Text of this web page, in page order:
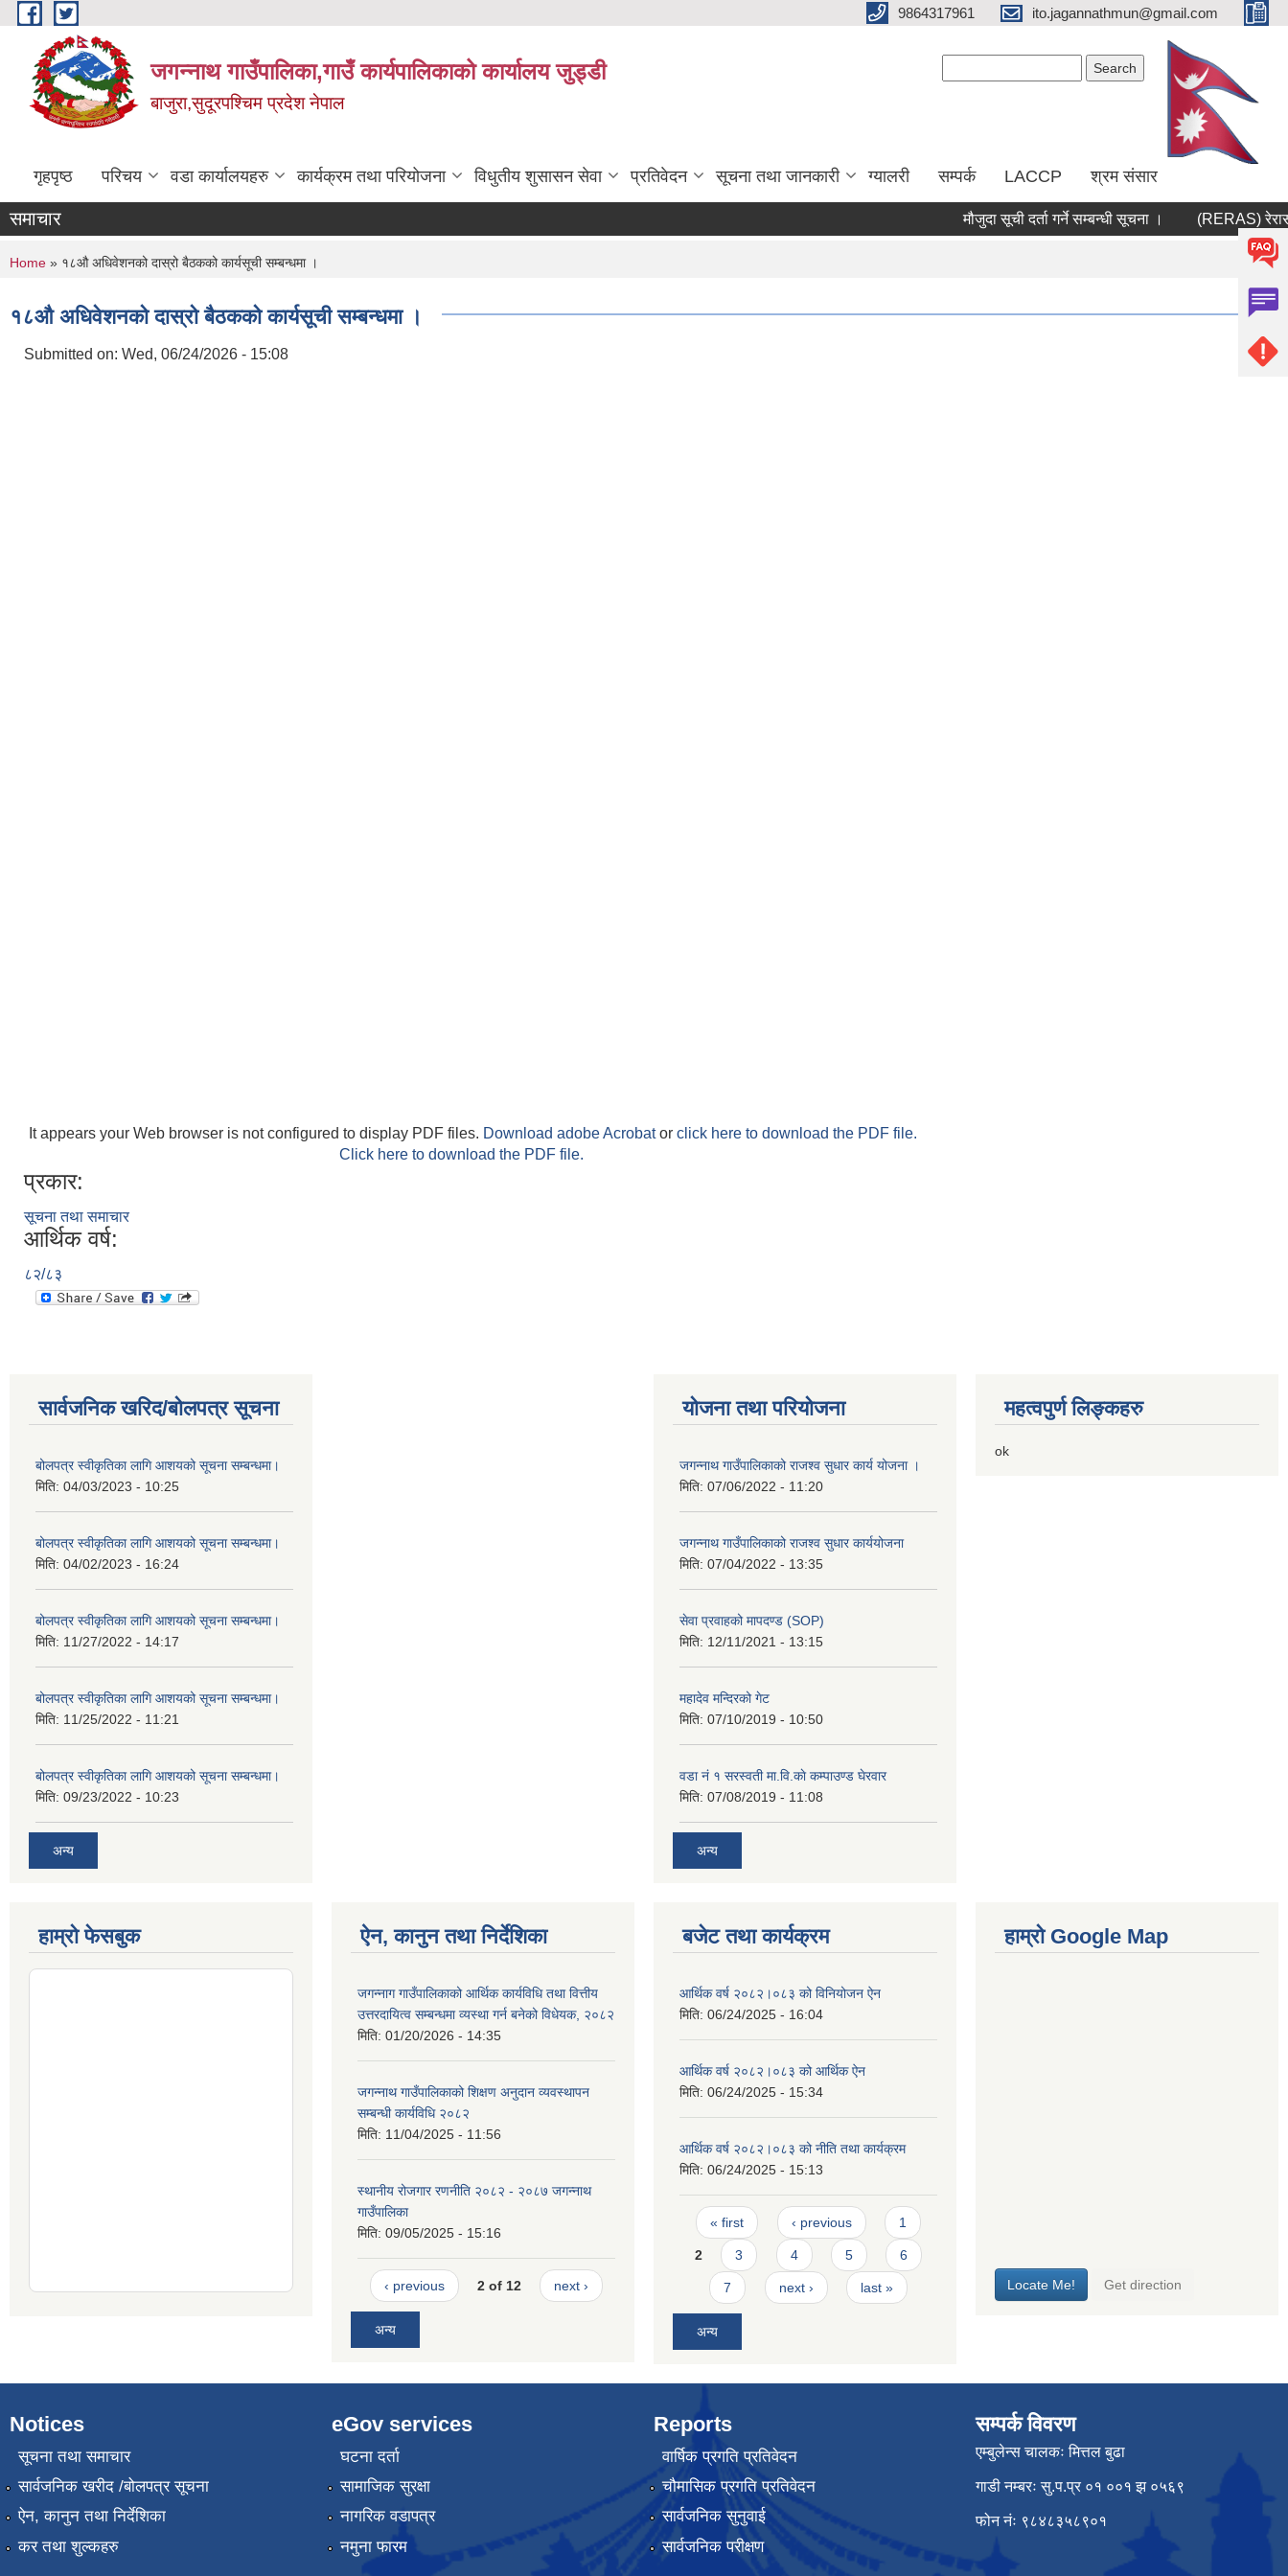
Skip to main content 9864317961 ito.jagannathmun@gmail.com
जगन्नाथ गाउँपालिका,गाउँ कार्यपालिकाको कार्यालय जुड्डी
बाजुरा,सुदूरपश्चिम प्रदेश नेपाल
गृहपृष्ठ परिचय वडा कार्यालयहरु कार्यक्रम तथा परियोजना विधुतीय शुसासन सेवा प्रतिवेदन सूचना तथा जानकारी ग्यालरी सम्पर्क LACCP श्रम संसार
समाचार मौजुदा सूची दर्ता गर्ने सम्बन्धी सूचना । (RERAS) रेरास
You are here
Home » १८औ अधिवेशनको दास्रो बैठकको कार्यसूची सम्बन्धमा ।
१८औ अधिवेशनको दास्रो बैठकको कार्यसूची सम्बन्धमा ।
Submitted on: Wed, 06/24/2026 - 15:08
It appears your Web browser is not configured to display PDF files. Download adobe Acrobator click here to download the PDF file.
Click here to download the PDF file.
प्रकार:
सूचना तथा समाचार
आर्थिक वर्ष:
८२/८३
सार्वजनिक खरिद/बोलपत्र सूचना
बोलपत्र स्वीकृतिका लागि आशयको सूचना सम्बन्धमा।
मिति: 04/03/2023 - 10:25
बोलपत्र स्वीकृतिका लागि आशयको सूचना सम्बन्धमा।
मिति: 04/02/2023 - 16:24
बोलपत्र स्वीकृतिका लागि आशयको सूचना सम्बन्धमा।
मिति: 11/27/2022 - 14:17
बोलपत्र स्वीकृतिका लागि आशयको सूचना सम्बन्धमा।
मिति: 11/25/2022 - 11:21
बोलपत्र स्वीकृतिका लागि आशयको सूचना सम्बन्धमा।
मिति: 09/23/2022 - 10:23
अन्य
योजना तथा परियोजना
जगन्नाथ गाउँपालिकाको राजश्व सुधार कार्य योजना ।
मिति: 07/06/2022 - 11:20
जगन्नाथ गाउँपालिकाको राजश्व सुधार कार्ययोजना
मिति: 07/04/2022 - 13:35
सेवा प्रवाहको मापदण्ड (SOP)
मिति: 12/11/2021 - 13:15
महादेव मन्दिरको गेट
मिति: 07/10/2019 - 10:50
वडा नं १ सरस्वती मा.वि.काे कम्पाउण्ड घेरवार
मिति: 07/08/2019 - 11:08
अन्य
महत्वपुर्ण लिङ्कहरु
ok
हाम्रो फेसबुक ऐन, कानुन तथा निर्देशिका
जगन्नाग गाउँपालिकाको आर्थिक कार्यविधि तथा वित्तीय
उत्तरदायित्व सम्बन्धमा व्यस्था गर्न बनेको विधेयक, २०८२
मिति: 01/20/2026 - 14:35
जगन्नाथ गाउँपालिकाको शिक्षण अनुदान व्यवस्थापन
सम्बन्धी कार्यविधि २०८२
मिति: 11/04/2025 - 11:56
स्थानीय रोजगार रणनीति २०८२ - २०८७ जगन्नाथ
गाउँपालिका
मिति: 09/05/2025 - 15:16
‹ previous 2 of 12 next ›
अन्य
बजेट तथा कार्यक्रम
आर्थिक वर्ष २०८२।०८३ को विनियोजन ऐन
मिति: 06/24/2025 - 16:04
आर्थिक वर्ष २०८२।०८३ को आर्थिक ऐन
मिति: 06/24/2025 - 15:34
आर्थिक वर्ष २०८२।०८३ को नीति तथा कार्यक्रम
मिति: 06/24/2025 - 15:13
Pages
« first ‹ previous 1
2 3 4 5 6
7 next › last »
अन्य
हाम्रो Google Map
Notices
सूचना तथा समाचार
सार्वजनिक खरीद /बोलपत्र सूचना
ऐन, कानुन तथा निर्देशिका
कर तथा शुल्कहरु
eGov services
घटना दर्ता
सामाजिक सुरक्षा
नागरिक वडापत्र
नमुना फारम
Reports
वार्षिक प्रगति प्रतिवेदन
चौमासिक प्रगति प्रतिवेदन
सार्वजनिक सुनुवाई
सार्वजनिक परीक्षण
सम्पर्क विवरण
एम्बुलेन्स चालकः मित्तल बुढा
गाडी नम्बरः सु.प.प्र ०१ ००१ झ ०५६९
फोन नंः ९८४८३५८९०१